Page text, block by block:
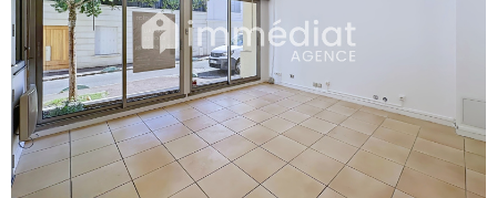
voir le
bien